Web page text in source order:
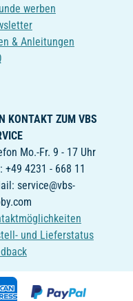
werben
& Anleitungen
KONTAKT ZUM VBS
Mo.-Fr. 9 - 17 Uhr
+49 4231 - 668 11
service@vbs-
und Lieferstatus